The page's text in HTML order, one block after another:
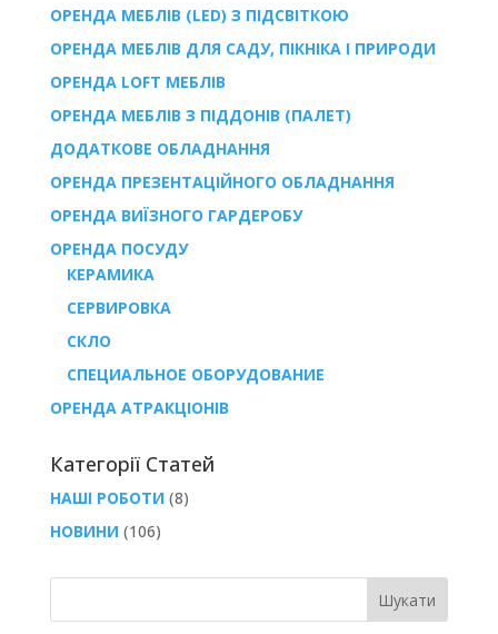
ОРЕНДА МЕБЛІВ (LED) З ПІДСВІТКОЮ
ОРЕНДА МЕБЛІВ ДЛЯ САДУ, ПІКНІКА І ПРИРОДИ
ОРЕНДА LOFT МЕБЛІВ
ОРЕНДА МЕБЛІВ З ПІДДОНІВ (ПАЛЕТ)
ДОДАТКОВЕ ОБЛАДНАННЯ
ОРЕНДА ПРЕЗЕНТАЦІЙНОГО ОБЛАДНАННЯ
ОРЕНДА ВИЇЗНОГО ГАРДЕРОБУ
ОРЕНДА ПОСУДУ
КЕРАМИКА
СЕРВИРОВКА
СКЛО
СПЕЦИАЛЬНОЕ ОБОРУДОВАНИЕ
ОРЕНДА АТРАКЦІОНІВ
Категорії Статей
НАШІ РОБОТИ(8)
НОВИНИ(106)